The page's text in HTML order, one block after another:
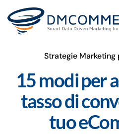
Salta
La
I
I Servizi per il
Strategie
15 modi per
tasso di
tuo